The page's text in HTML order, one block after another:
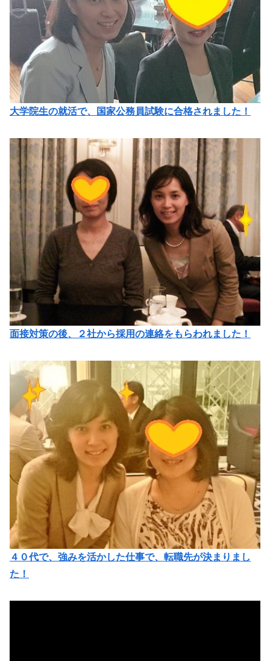
大学院生の就活で、国家公務員試験に合格されました！
面接対策の後、２社から採用の連絡をもらわれました！
４０代で、強みを活かした仕事で、転職先が決まりまし
た！